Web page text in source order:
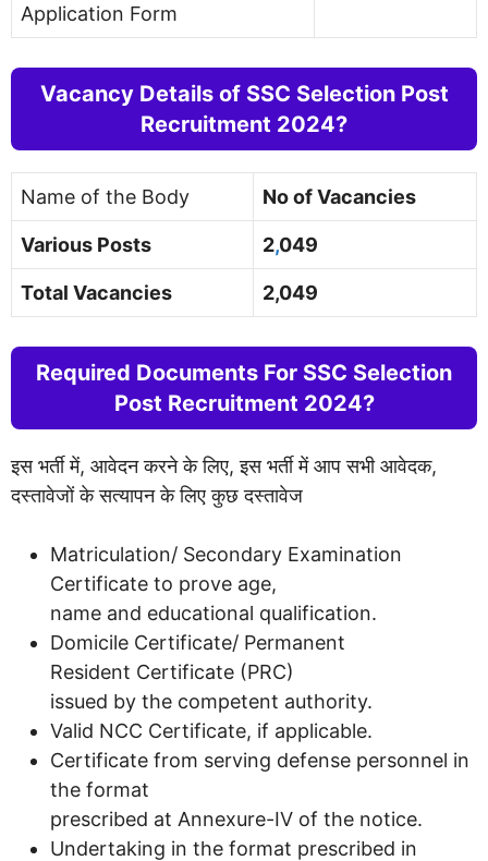
Application Form
Vacancy Details of SSC Selection Post
Recruitment 2024?
Name of the Body No of Vacancies
Various Posts 2,049
Total Vacancies 2,049
Required Documents For SSC Selection
Post Recruitment 2024?
इस भर्ती में, आवेदन करने के लिए, इस भर्ती में आप सभी आवेदक,
दस्तावेजों के सत्यापन के लिए कुछ दस्तावेज
Matriculation/ Secondary Examination
Certificate to prove age,
name and educational qualification.
Domicile Certificate/ Permanent
Resident Certificate (PRC)
issued by the competent authority.
Valid NCC Certificate, if applicable.
Certificate from serving defense personnel in
the format
prescribed at Annexure-IV of the notice.
Undertaking in the format prescribed in